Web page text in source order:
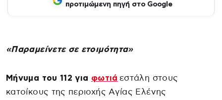
προτιμώμενη πηγή στο Google
«Παραμείνετε σε ετοιμότητα»
Μήνυμα του 112 για φωτιά εστάλη στους
κατοίκους της περιοχής Αγίας Ελένης